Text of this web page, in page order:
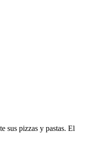
sus pizzas y pastas. El